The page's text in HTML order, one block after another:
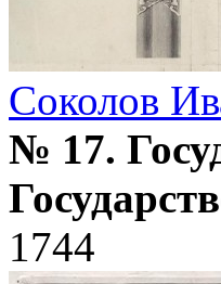
Соколов
№ 17.
1744